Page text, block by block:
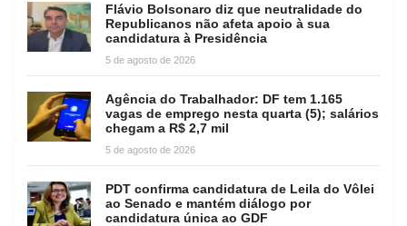
Flávio Bolsonaro diz que neutralidade do
Republicanos não afeta apoio à sua
candidatura à Presidência
5 de agosto de 2026
Agência do Trabalhador: DF tem 1.165
vagas de emprego nesta quarta (5); salários
chegam a R$ 2,7 mil
5 de agosto de 2026
PDT confirma candidatura de Leila do Vôlei
ao Senado e mantém diálogo por
candidatura única ao GDF